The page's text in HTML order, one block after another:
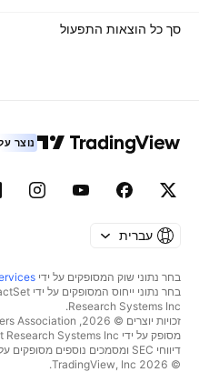
סך כל הוצאות התפעול
נוצר
עברית
בחר נתוני שוק המסופקים על ידי
Research Systems Inc.‏
מסופק על ידי FactSet Research Systems Inc. כל הזכויות שמורות.
דיווחי SEC ומסמכים נוספים מסופקים על ידי
© 2026 ‏TradingView, Inc.‏